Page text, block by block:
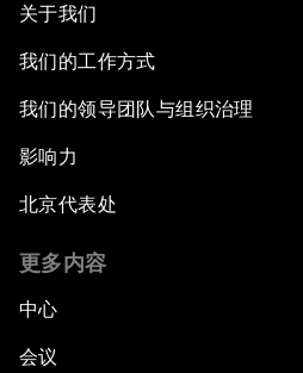
关于我们
我们的工作方式
我们的领导团队与组织治理
影响力
北京代表处
更多内容
中心
会议